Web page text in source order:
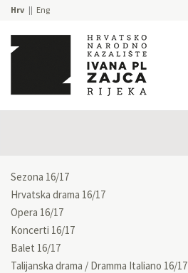
Hrv Eng
Sezona 16/17
Hrvatska drama 16/17
Opera 16/17
Koncerti 16/17
Balet 16/17
Talijanska drama / Dramma Italiano 16/17